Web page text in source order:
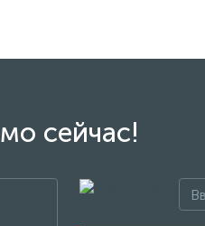
сейчас!